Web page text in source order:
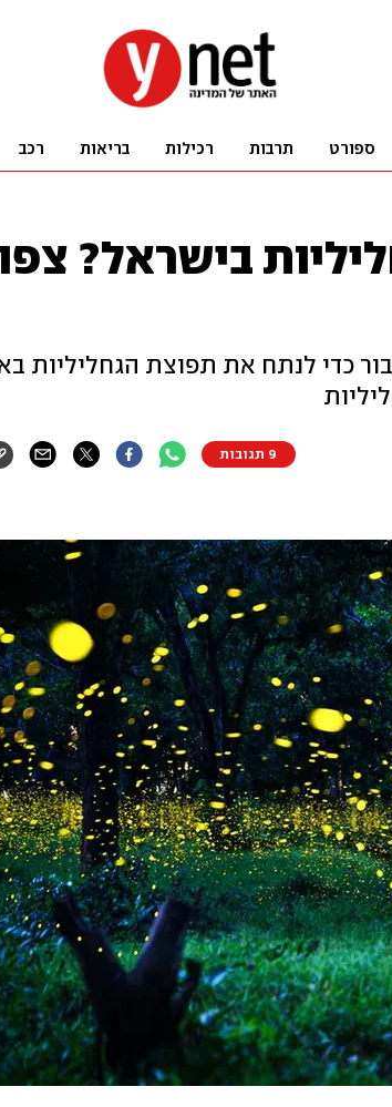
ספורט תרבות רכילות בריאות רכב
בישראל?
כדי לנתח את תפוצת הגחליליות
9 תגובות